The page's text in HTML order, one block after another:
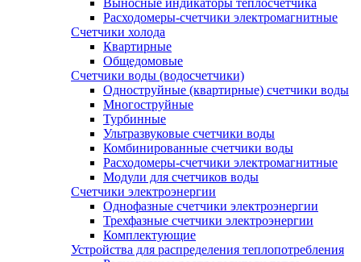
Выносные индикаторы теплосчетчика
Расходомеры-счетчики электромагнитные
Счетчики холода
Квартирные
Общедомовые
Счетчики воды (водосчетчики)
Одноструйные (квартирные) счетчики воды
Многоструйные
Турбинные
Ультразвуковые счетчики воды
Комбинированные счетчики воды
Расходомеры-счетчики электромагнитные
Модули для счетчиков воды
Счетчики электроэнергии
Однофазные счетчики электроэнергии
Трехфазные счетчики электроэнергии
Комплектующие
Устройства для распределения теплопотребления